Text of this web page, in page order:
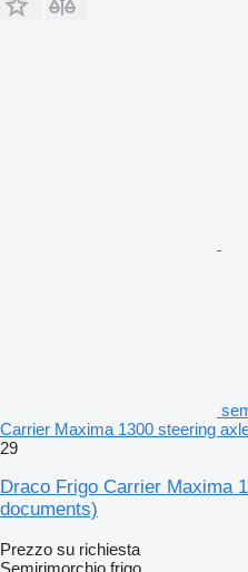
Carrier Maxima 1300 steering
29
Draco Frigo Carrier Maxima
documents)
Prezzo su richiesta
Semirimorchio frigo